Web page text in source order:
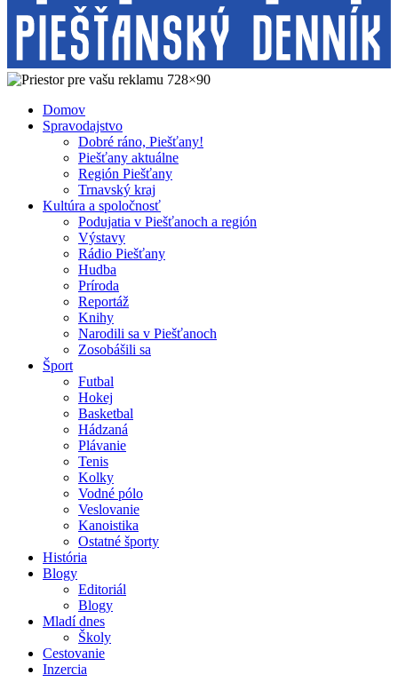
Domov
Spravodajstvo
Dobré ráno, Piešťany!
Piešťany aktuálne
Región Piešťany
Trnavský kraj
Kultúra a spoločnosť
Podujatia v Piešťanoch a región
Výstavy
Rádio Piešťany
Hudba
Príroda
Reportáž
Knihy
Narodili sa v Piešťanoch
Zosobášili sa
Šport
Futbal
Hokej
Basketbal
Hádzaná
Plávanie
Tenis
Kolky
Vodné pólo
Veslovanie
Kanoistika
Ostatné športy
História
Blogy
Editoriál
Blogy
Mladí dnes
Školy
Cestovanie
Inzercia